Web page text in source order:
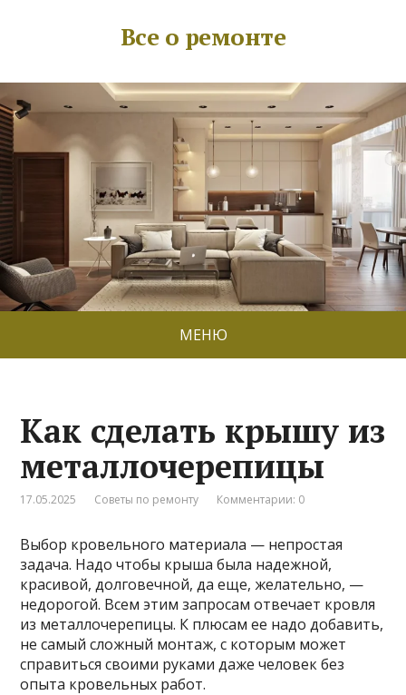
Все о ремонте
МЕНЮ
Как сделать крышу из
металлочерепицы
17.05.2025 Советы по ремонту Комментарии: 0
Выбор кровельного материала — непростая
задача. Надо чтобы крыша была надежной,
красивой, долговечной, да еще, желательно, —
недорогой. Всем этим запросам отвечает кровля
из металлочерепицы. К плюсам ее надо добавить,
не самый сложный монтаж, с которым может
справиться своими руками даже человек без
опыта кровельных работ.